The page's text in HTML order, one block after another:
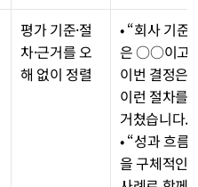
평가 기준·절
차·근거를 오
해 없이 정렬
• “회사 기준
은 ○○이고,
이번 결정은
이런 절차를
거쳤습니다.”
• “성과 흐름
을 구체적인